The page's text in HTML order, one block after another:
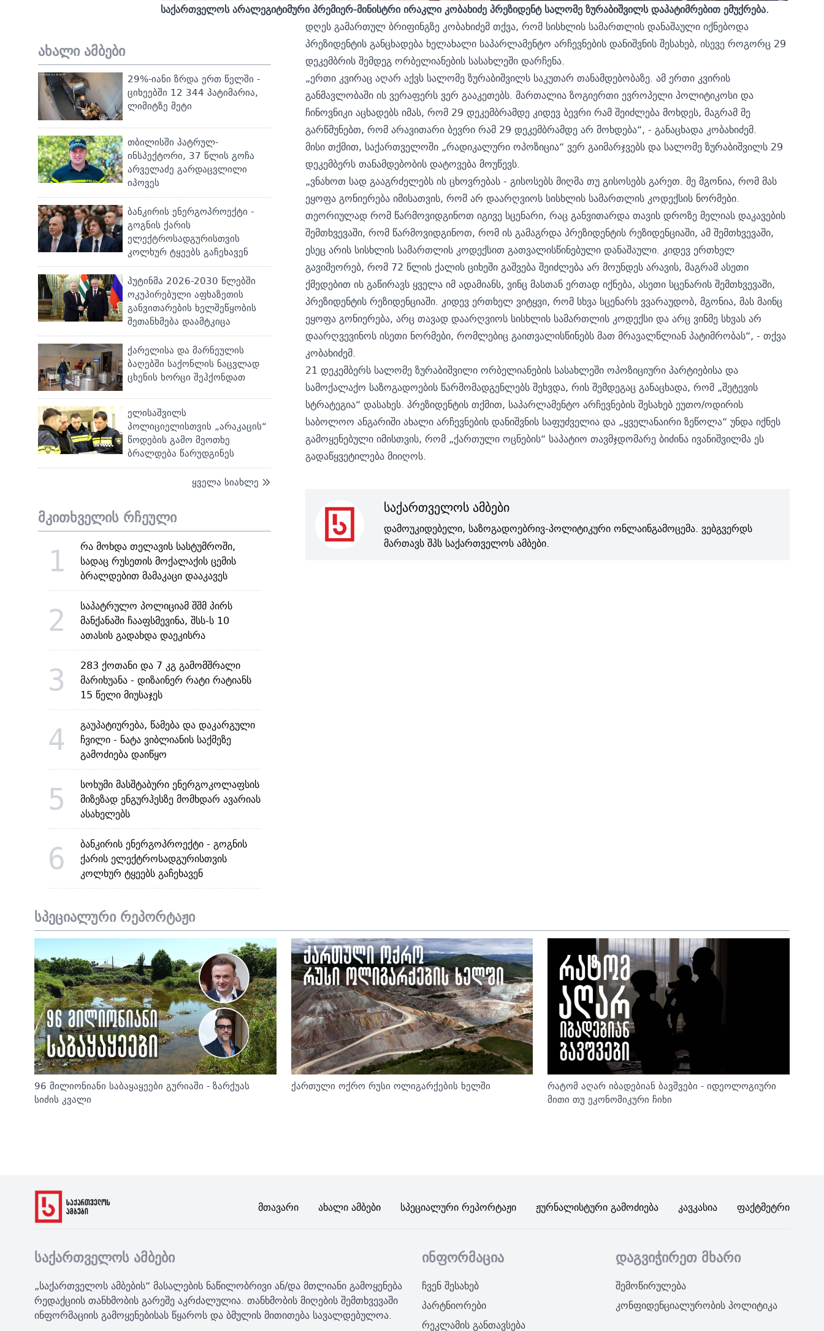
საქართველოს არალეგიტიმური პრემიერ-მინისტრი ირაკლი კობახიძე პრეზიდენტ სალომე ზურაბიშვილს დაპატიმრებით ემუქრება.
ახალი ამბები
29%-იანი ზრდა ერთ წელში -
ციხეებში 12 344 პატიმარია,
ლიმიტზე მეტი
თბილისში პატრულ-
ინსპექტორი, 37 წლის გოჩა
არველაძე გარდაცვლილი
იპოვეს
ბანკირის ენერგოპროექტი -
გოგნის ქარის
ელექტროსადგურისთვის
კოლხურ ტყეებს გაჩეხავენ
პუტინმა 2026-2030 წლებში
ოკუპირებული აფხაზეთის
განვითარების ხელშეწყობის
შეთანხმება დაამტკიცა
ქარელისა და მარნეულის
ბაღებში საქონლის ნაცვლად
ცხენის ხორცი შეჰქონდათ
ელისაშვილს
პოლიციელისთვის „არაკაცის“
წოდების გამო მეოთხე
ბრალდება წარუდგინეს
ყველა სიახლე
მკითხველის რჩეული
1
რა მოხდა თელავის სასტუმროში,
სადაც რუსეთის მოქალაქის ცემის
ბრალდებით მამაკაცი დააკავეს
2
საპატრულო პოლიციამ შშმ პირს
მანქანაში ჩააფსმევინა, შსს-ს 10
ათასის გადახდა დაეკისრა
3
283 ქოთანი და 7 კგ გამომშრალი
მარიხუანა - დიზაინერ რატი რატიანს
15 წელი მიუსაჯეს
4
გაუპატიურება, წამება და დაკარგული
ჩვილი - ნატა ვიბლიანის საქმეზე
გამოძიება დაიწყო
5
სოხუმი მასშტაბური ენერგოკოლაფსის
მიზეზად ენგურჰესზე მომხდარ ავარიას
ასახელებს
6
ბანკირის ენერგოპროექტი - გოგნის
ქარის ელექტროსადგურისთვის
კოლხურ ტყეებს გაჩეხავენ
დღეს გამართულ ბრიფინგზე კობახიძემ თქვა, რომ სისხლის სამართლის დანაშაული იქნებოდა
პრეზიდენტის განცხადება ხელახალი საპარლამენტო არჩევნების დანიშვნის შესახებ, ისევე როგორც 29
დეკემბრის შემდეგ ორბელიანების სასახლეში დარჩენა.
„ერთი კვირაც აღარ აქვს სალომე ზურაბიშვილს საკუთარ თანამდებობაზე. ამ ერთი კვირის
განმავლობაში ის ვერაფერს ვერ გააკეთებს. მართალია ზოგიერთი ევროპელი პოლიტიკოსი და
ჩინოვნიკი აცხადებს იმას, რომ 29 დეკემბრამდე კიდევ ბევრი რამ შეიძლება მოხდეს, მაგრამ მე
გარწმუნებთ, რომ არავითარი ბევრი რამ 29 დეკემბრამდე არ მოხდება“, - განაცხადა კობახიძემ.
მისი თქმით, საქართველოში „რადიკალური ოპოზიცია“ ვერ გაიმარჯვებს და სალომე ზურაბიშვილს 29
დეკემბერს თანამდებობის დატოვება მოუწევს.
„ვნახოთ სად გააგრძელებს ის ცხოვრებას - გისოსებს მიღმა თუ გისოსებს გარეთ. მე მგონია, რომ მას
ეყოფა გონიერება იმისათვის, რომ არ დაარღვიოს სისხლის სამართლის კოდექსის ნორმები.
თეორიულად რომ წარმოვიდგინოთ იგივე სცენარი, რაც განვითარდა თავის დროზე მელიას დაკავების
შემთხვევაში, რომ წარმოვიდგინოთ, რომ ის გამაგრდა პრეზიდენტის რეზიდენციაში, ამ შემთხვევაში,
ესეც არის სისხლის სამართლის კოდექსით გათვალისწინებული დანაშაული. კიდევ ერთხელ
გავიმეორებ, რომ 72 წლის ქალის ციხეში გაშვება შეიძლება არ მოუნდეს არავის, მაგრამ ასეთი
ქმედებით ის გაწირავს ყველა იმ ადამიანს, ვინც მასთან ერთად იქნება, ასეთი სცენარის შემთხვევაში,
პრეზიდენტის რეზიდენციაში. კიდევ ერთხელ ვიტყვი, რომ სხვა სცენარს ვვარაუდობ, მგონია, მას მაინც
ეყოფა გონიერება, არც თავად დაარღვიოს სისხლის სამართლის კოდექსი და არც ვინმე სხვას არ
დაარღვევინოს ისეთი ნორმები, რომლებიც გაითვალისწინებს მათ მრავალწლიან პატიმრობას“, - თქვა
კობახიძემ.
21 დეკემბერს სალომე ზურაბიშვილი ორბელიანების სასახლეში ოპოზიციური პარტიებისა და
სამოქალაქო საზოგადოების წარმომადგენლებს შეხვდა, რის შემდეგაცგანაცხადა, რომ „შეტევის
სტრატეგია“ დასახეს. პრეზიდენტის თქმით, საპარლამენტო არჩევნების შესახებ ეუთო/ოდირის
საბოლოო ანგარიში ახალი არჩევნების დანიშვნის საფუძველია და „ყველანაირი ზეწოლა“ უნდა იქნეს
გამოყენებული იმისთვის, რომ „ქართული ოცნების“ საპატიო თავმჯდომარე ბიძინა ივანიშვილმა ეს
გადაწყვეტილება მიიღოს.
საქართველოს ამბები
დამოუკიდებელი, საზოგადოებრივ-პოლიტიკური ონლაინგამოცემა. ვებგვერდს
მართავს შპს საქართველოს ამბები.
სპეციალური რეპორტაჟი
96 მილიონიანი საბაყაყეები გურიაში - ზარქუას
სიძის კვალი
ქართული ოქრო რუსი ოლიგარქების ხელში
რატომ აღარ იბადებიან ბავშვები - იდეოლოგიური
მითი თუ ეკონომიკური ჩიხი
Მთავარი Ახალი Ამბები Სპეციალური Რეპორტაჟი Ჟურნალისტური Გამოძიება Კავკასია Ფაქტმეტრი
საქართველოს ამბები
„საქართველოს ამბების“ მასალების ნაწილობრივი ან/და მთლიანი გამოყენება
რედაქციის თანხმობის გარეშე აკრძალულია. თანხმობის მიღების შემთხვევაში
ინფორმაციის გამოყენებისას წყაროს და ბმულის მითითება სავალდებულოა.
ინფორმაცია
ჩვენ შესახებ
პარტნიორები
რეკლამის განთავსება
დაგვიჭირეთ მხარი
შემოწირულება
კონფიდენციალურობის პოლიტიკა